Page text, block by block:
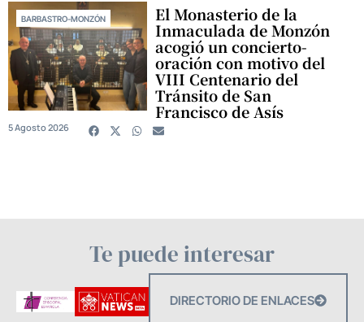
BARBASTRO-MONZÓN El Monasterio de la
Inmaculada de Monzón
acogió un concierto-
oración con motivo del
VIII Centenario del
Tránsito de San
Francisco de Asís
5 Agosto 2026
Te puede interesar
DIRECTORIO DE ENLACES